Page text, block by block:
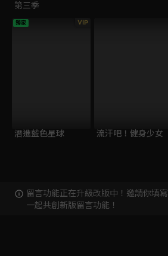
第三季
VIP
獨家
潛進藍色星球 流汗吧！健身少女
留言功能正在升級改版中！邀請你填寫
一起共創新版留言功能！